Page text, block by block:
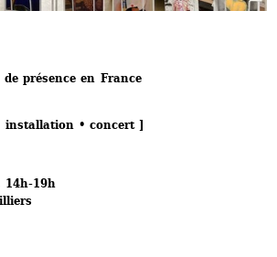
présence en France
installation • concert ]
14h-19h